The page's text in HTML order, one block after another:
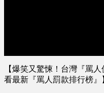
【爆笑又驚悚！台灣『罵
看最新『罵人罰款排行榜』